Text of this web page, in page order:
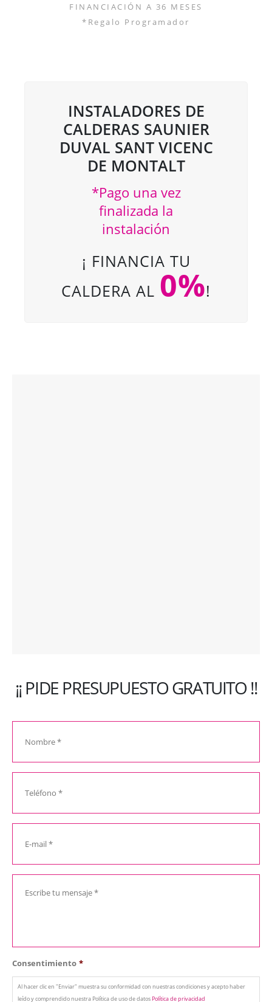
FINANCIACIÓN A 36 MESES
*Regalo Programador
INSTALADORES DE
CALDERAS SAUNIER
DUVAL SANT VICENC
DE MONTALT
*Pago una vez
finalizada la
instalación
¡ FINANCIA TU
CALDERA AL 0%!
¡¡ PIDE PRESUPUESTO GRATUITO !!
Consentimiento *
Al hacer clic en "Enviar" muestra su conformidad con nuestras condiciones y acepto haber
leído y comprendido nuestra Política de uso de datosPolítica de privacidad